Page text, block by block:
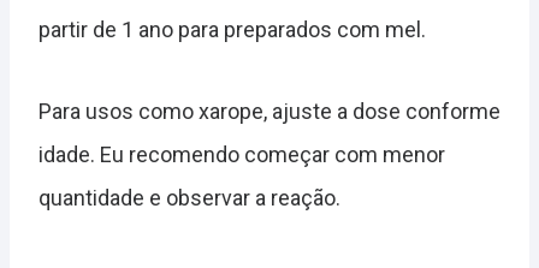
partir de 1 ano para preparados com mel.
Para usos como xarope, ajuste a dose conforme
idade. Eu recomendo começar com menor
quantidade e observar a reação.